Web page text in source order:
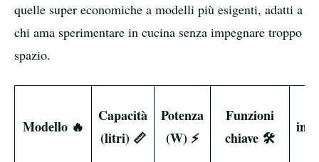
quelle super economiche a modelli più esigenti, adatti a
chi ama sperimentare in cucina senza impegnare troppo
spazio.
Modello 🔥
Capacità
(litri) 📏
Potenza
(W) ⚡
Funzioni
chiave 🛠️